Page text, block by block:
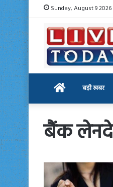
Sunday, August 9 2026
Home बड़ी खबर
बैंक